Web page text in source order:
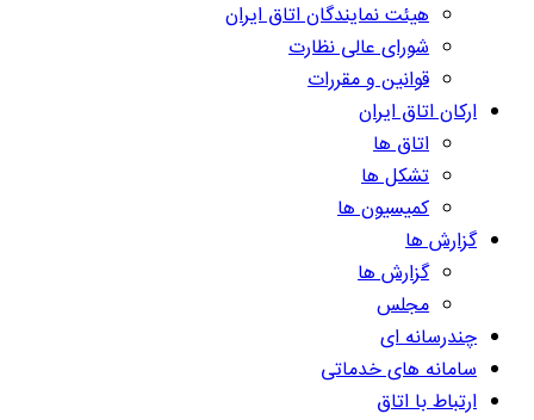
هیئت نمایندگان اتاق ایران
شورای عالی نظارت
قوانین و مقررات
ارکان اتاق ایران
اتاق ها
تشکل ها
کمیسیون ها
گزارش ها
گزارش ها
مجلس
چندرسانه ای
سامانه های خدماتی
ارتباط با اتاق